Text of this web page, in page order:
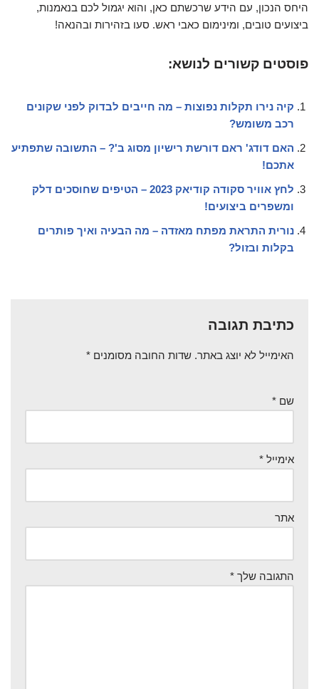
היחס הנכון, עם הידע שרכשתם כאן, והוא יגמול לכם בנאמנות,
ביצועים טובים, ומינימום כאבי ראש. סעו בזהירות ובהנאה!
פוסטים קשורים לנושא:
קיה נירו תקלות נפוצות – מה חייבים לבדוק לפני שקונים
רכב משומש?
האם דודג' ראם דורשת רישיון מסוג ב'? – התשובה שתפתיע
אתכם!
לחץ אוויר סקודה קודיאק 2023 – הטיפים שחוסכים דלק
ומשפרים ביצועים!
נורית התראת מפתח מאזדה – מה הבעיה ואיך פותרים
בקלות ובזול?
כתיבת תגובה
האימייל לא יוצג באתר. שדות החובה מסומנים *
שם *
אימייל *
אתר
התגובה שלך *